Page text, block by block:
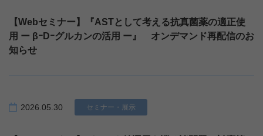
【Webセミナー】『ASTとして考える抗真菌薬の適正使
用 ー βｰDｰグルカンの活用 ー』 オンデマンド再配信のお
知らせ
2026.05.30 セミナー・展示